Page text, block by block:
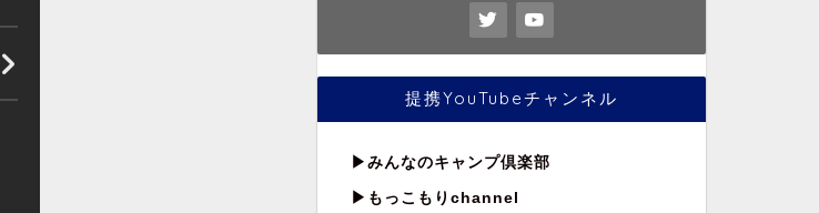
提携YouTubeチャンネル
▶︎ みんなのキャンプ倶楽部
▶︎もっこもりchannel